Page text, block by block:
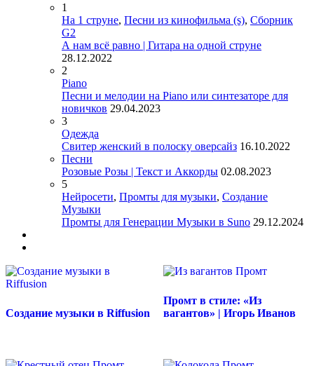
1
На 1 струне, Песни из кинофильма (s), Сборник
G2
А нам всё равно | Гитара на одной струне
28.12.2022
2
Piano
Песни и мелодии на Piano или синтезаторе для
новичков 29.04.2023
3
Одежда
Свитер женский в полоску оверсайз 16.10.2022
Песни
Розовые Розы | Текст и Аккорды 02.08.2023
5
Нейросети, Промты для музыки, Создание
Музыки
Промты для Генерации Музыки в Suno 29.12.2024
Создание музыки в Riffusion
Промт в стиле: «Из
вагантов» | Игорь Иванов